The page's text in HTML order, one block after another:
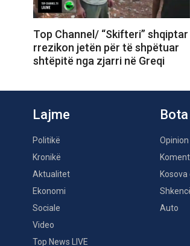
Top Channel/ “Skifteri” shqiptar
rrezikon jetën për të shpëtuar
shtëpitë nga zjarri në Greqi
Lajme
Politikë
Kronikë
Aktualitet
Ekonomi
Sociale
Video
Top News LIVE
Bota
Opinion
Koment
Kosova
Auto